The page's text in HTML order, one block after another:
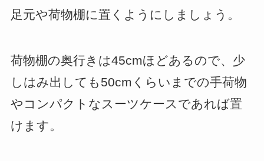
足元や荷物棚に置くようにしましょう。
荷物棚の奥行きは45cmほどあるので、少
しはみ出しても50cmくらいまでの手荷物
やコンパクトなスーツケースであれば置
けます。